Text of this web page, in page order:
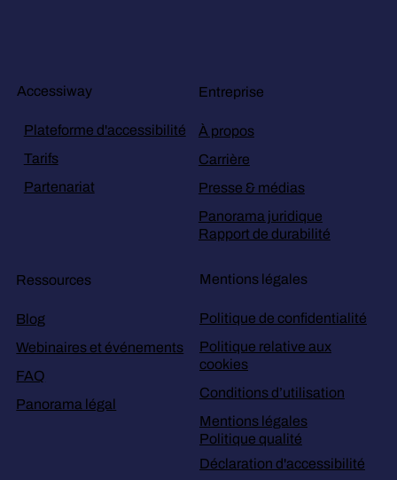
Accessiway
Plateforme d'accessibilité
Tarifs
Partenariat
Entreprise
À propos
Carrière
Presse & médias
Panorama juridique
Rapport de durabilité
Ressources
Blog
Webinaires et événements
FAQ
Panorama légal
Mentions légales
Politique de confidentialité
Politique relative aux
cookies
Conditions d’utilisation
Mentions légales
Politique qualité
Déclaration d'accessibilité